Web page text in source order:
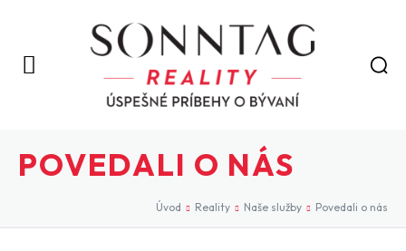
POVEDALI O NÁS
Úvod Reality Naše služby Povedali o nás